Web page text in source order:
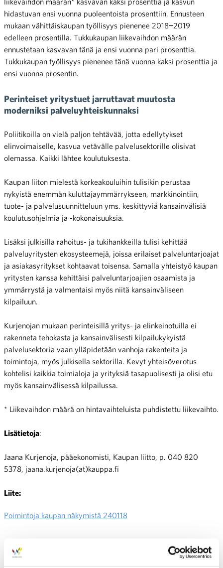
hidastuvan ensi vuonna puoleentoista prosenttiin. Ennusteen
mukaan vähittäiskaupan työllisyys pienenee 2018−2019
edelleen prosentilla. Tukkukaupan liikevaihdon määrän
ennustetaan kasvavan tänä ja ensi vuonna pari prosenttia.
Tukkukaupan työllisyys pienenee tänä vuonna kaksi prosenttia ja
ensi vuonna prosentin.
Perinteiset yritystuet jarruttavat muutosta
moderniksi palveluyhteiskunnaksi
Poliitikoilla on vielä paljon tehtävää, jotta edellytykset
elinvoimaiselle, kasvua vetävälle palvelusektorille olisivat
olemassa. Kaikki lähtee koulutuksesta.
Kaupan liiton mielestä korkeakouluihin tulisikin perustaa
nykyistä enemmän kuluttajaymmärrykseen, markkinointiin,
tuote- ja palvelusuunnitteluun yms. keskittyviä kansainvälisiä
koulutusohjelmia ja -kokonaisuuksia.
Lisäksi julkisilla rahoitus- ja tukihankkeilla tulisi kehittää
palveluyritysten ekosysteemejä, joissa erilaiset palveluntarjoajat
ja asiakasyritykset kohtaavat toisensa. Samalla yhteistyö kaupan
yritysten kanssa kehittäisi palveluntarjoajien osaamista ja
ymmärrystä ja valmentaisi myös niitä kansainväliseen
kilpailuun.
Kurjenojan mukaan perinteisillä yritys- ja elinkeinotuilla ei
rakenneta tehokasta ja kansainvälisesti kilpailukykyistä
palvelusektoria vaan ylläpidetään vanhoja rakenteita ja
toimintoja, myös julkisella sektorilla. Kevyt yhteisöverotus
kohtelisi kaikkia toimialoja ja yrityksiä tasapuolisesti ja olisi etu
myös kansainvälisessä kilpailussa.
* Liikevaihdon määrä on hintavaihteluista puhdistettu liikevaihto.
Lisätietoja:
Jaana Kurjenoja, pääekonomisti, Kaupan liitto, p. 040 820
5378, jaana.kurjenoja(at)kauppa.fi
Liite:
Poimintoja kaupan näkymistä 240118